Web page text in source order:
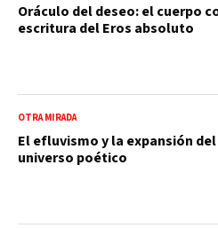
Oráculo del deseo: el cuerpo
escritura del Eros absoluto
OTRA MIRADA
El efluvismo y la expansión del
universo poético